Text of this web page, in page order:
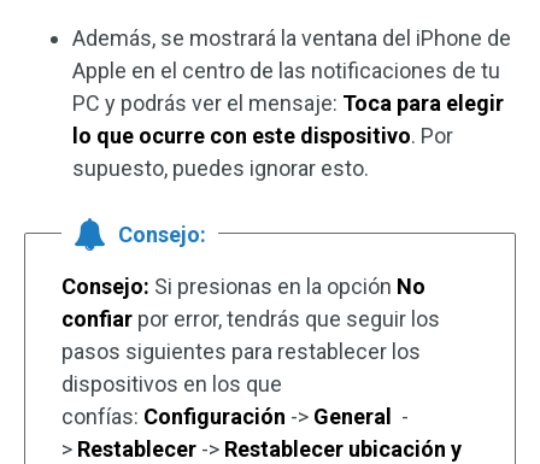
Además, se mostrará la ventana del iPhone de
Apple en el centro de las notificaciones de tu
PC y podrás ver el mensaje: Toca para elegir
lo que ocurre con este dispositivo. Por
supuesto, puedes ignorar esto.
Consejo:
Consejo: Si presionas en la opción No
confiar por error, tendrás que seguir los
pasos siguientes para restablecer los
dispositivos en los que
confías: Configuración -> General -
> Restablecer -> Restablecer ubicación y